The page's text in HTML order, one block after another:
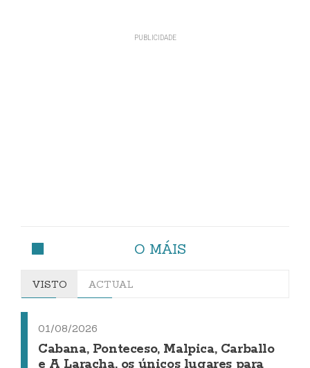
O MÁIS
VISTO ACTUAL
01/08/2026
Cabana, Ponteceso, Malpica, Carballo
e A Laracha, os únicos lugares para